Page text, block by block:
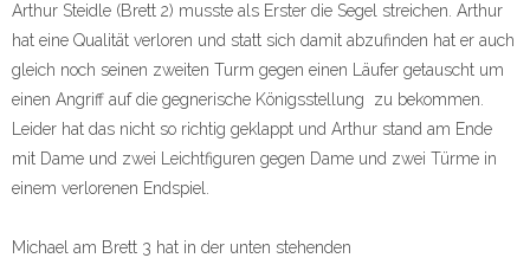
Arthur Steidle (Brett 2) musste als Erster die Segel streichen. Arthur
hat eine Qualität verloren und statt sich damit abzufinden hat er auch
gleich noch seinen zweiten Turm gegen einen Läufer getauscht um
einen Angriff auf die gegnerische Königsstellung zu bekommen.
Leider hat das nicht so richtig geklappt und Arthur stand am Ende
mit Dame und zwei Leichtfiguren gegen Dame und zwei Türme in
einem verlorenen Endspiel.
Michael am Brett 3 hat in der unten stehenden